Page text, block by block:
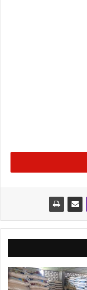
عمر سعود العمر وزير
ووزير الإعلام والثقافة
وفود الدول الأعضاء،
شيخة النويس، والسفير
وزارة السياحة